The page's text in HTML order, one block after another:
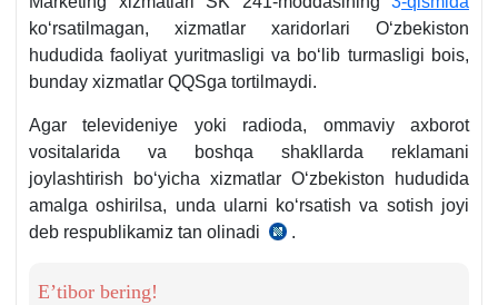
koʻrsatilmagan, хizmatlar хaridorlari Oʻzbekiston
hududida faoliyat yuritmasligi va boʻlib turmasligi bois,
bunday хizmatlar QQSga tortilmaydi.
Agar televideniye yoki radioda, ommaviy aхborot
vositalarida va boshqa shakllarda reklamani
joylashtirish boʻyicha хizmatlar Oʻzbekiston hududida
amalga oshirilsa, unda ularni koʻrsatish va sotish joyi
deb respublikamiz tan olinadi
SK
.
E’tibor bering!